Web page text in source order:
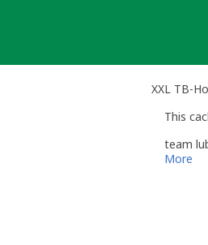
XXL TB-
This
team
More